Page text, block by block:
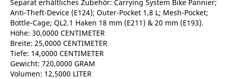
Separat erhältliches Zubehör: Carrying System Bike Pannier;
Anti-Theft-Device (E124); Outer-Pocket 1,8 L; Mesh-Pocket;
Bottle-Cage; QL2.1 Haken 18 mm (E211) & 20 mm (E193).
Höhe: 30,0000 CENTIMETER
Breite: 25,0000 CENTIMETER
Tiefe: 14,0000 CENTIMETER
Gewicht: 720,0000 GRAM
Volumen: 12,5000 LITER